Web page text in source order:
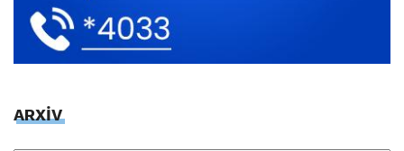
ARXİV